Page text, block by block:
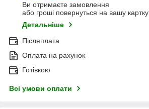
Ви отримаєте замовлення
або гроші повернуться на вашу картку
Детальніше
Післяплата
Оплата на рахунок
Готівкою
Всі умови оплати